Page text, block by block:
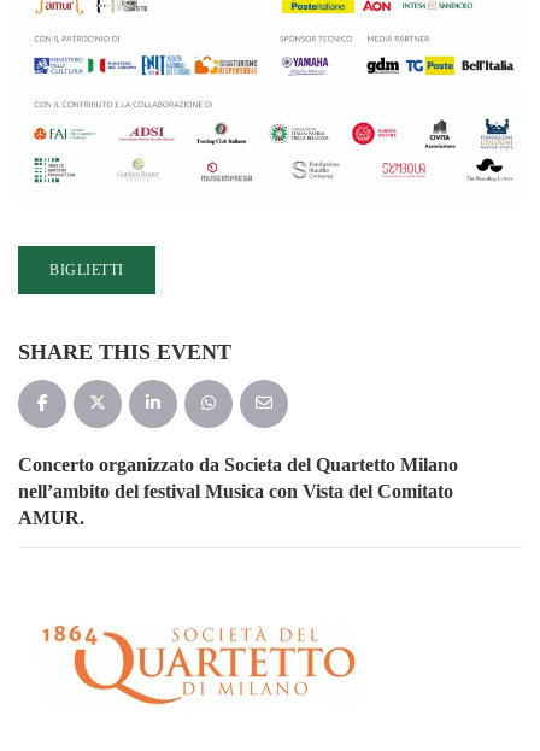
BIGLIETTI
SHARE THIS EVENT
Concerto organizzato da Societa del Quartetto Milano
nell’ambito del festival Musica con Vista del Comitato
AMUR.